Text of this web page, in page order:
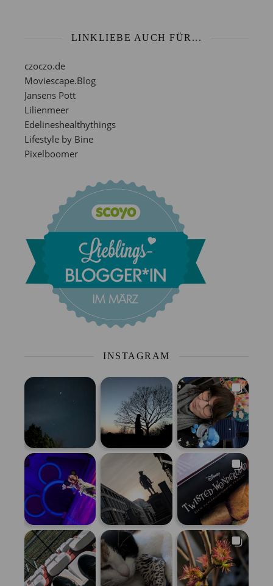
LINKLIEBE AUCH FÜR...
czoczo.de
Moviescape.Blog
Jansens Pott
Lilienmeer
Edelineshealthythings
Lifestyle by Bine
Pixelboomer
INSTAGRAM